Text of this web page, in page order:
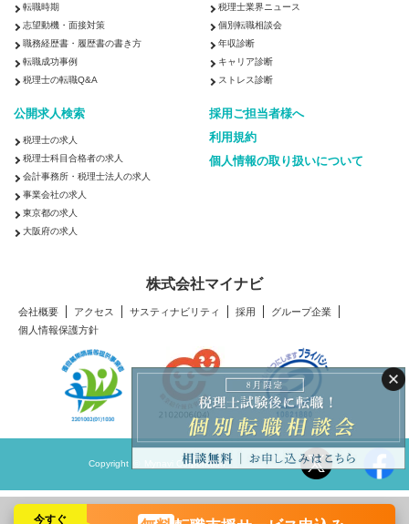
今すぐ
転職時期
志望動機・面接対策
職務経歴書・履歴書の書き方
転職成功事例
税理士の転職Q&A
税理士業界ニュース
個別転職相談会
年収診断
キャリア診断
ストレス診断
公開求人検索
税理士の求人
税理士科目合格者の求人
会計事務所・税理士法人の求人
事業会社の求人
東京都の求人
大阪府の求人
採用ご担当者様へ
利用規約
個人情報の取り扱いについて
株式会社マイナビ
会社概要 アクセス サスティナビリティ 採用
グループ企業
個人情報保護方針
Copyright © Mynavi Corporation